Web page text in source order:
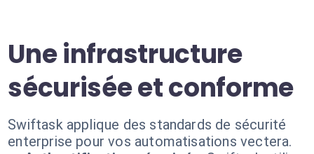
Une infrastructure
sécurisée et conforme
Swiftask applique des standards de sécurité
enterprise pour vos automatisations vectera.